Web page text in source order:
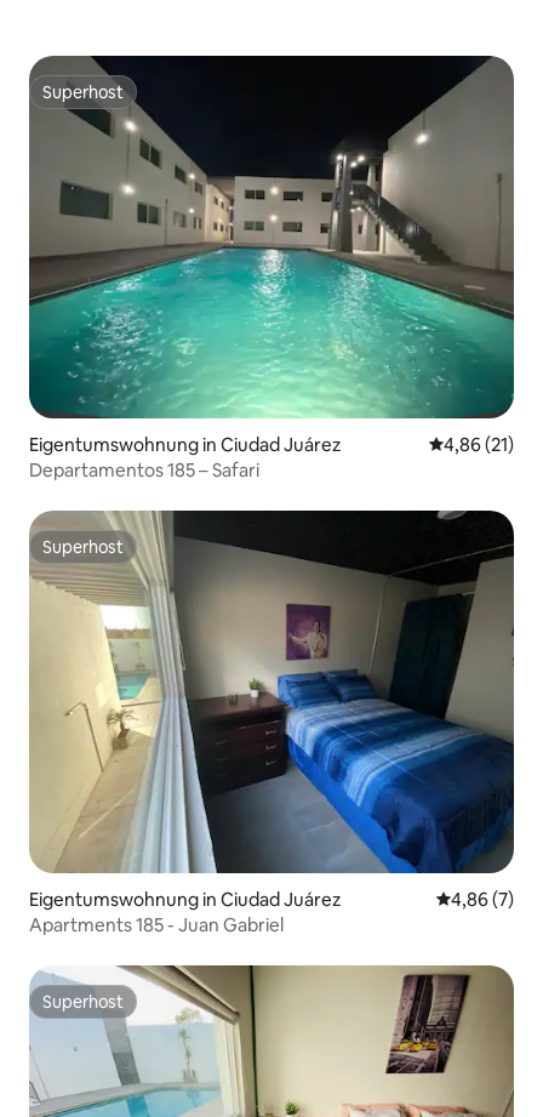
Superhost
Superhost
Eigentumswohnung in Ciudad Juárez
4,86 (21)
Departamentos 185 – Safari
Superhost
Superhost
Eigentumswohnung in Ciudad Juárez
4,86 (7)
Apartments 185 - Juan Gabriel
Superhost
Superhost